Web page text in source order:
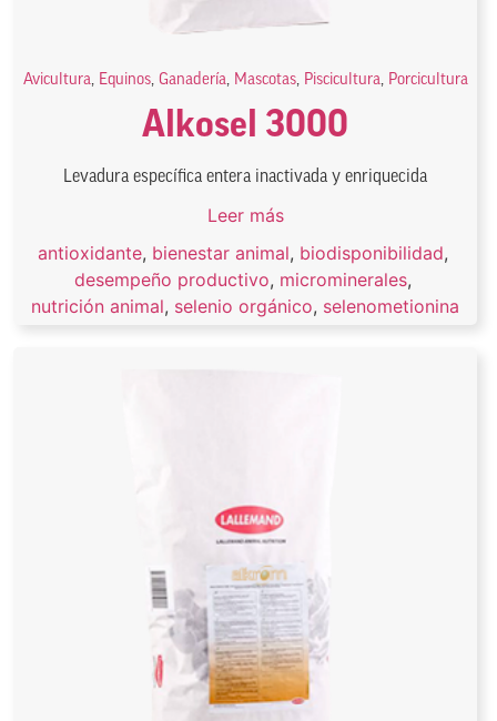
Avicultura, Equinos, Ganadería, Mascotas, Piscicultura, Porcicultura
Alkosel 3000
Levadura específica entera inactivada y enriquecida
Leer más
antioxidante, bienestar animal, biodisponibilidad,
desempeño productivo, microminerales,
nutrición animal, selenio orgánico, selenometionina